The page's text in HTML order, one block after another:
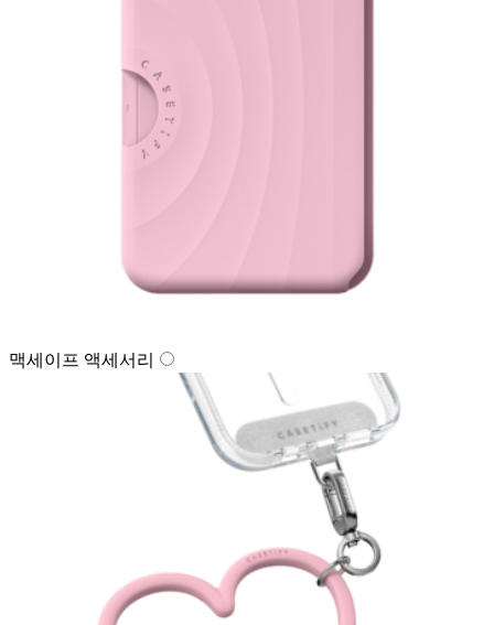
맥세이프 액세서리